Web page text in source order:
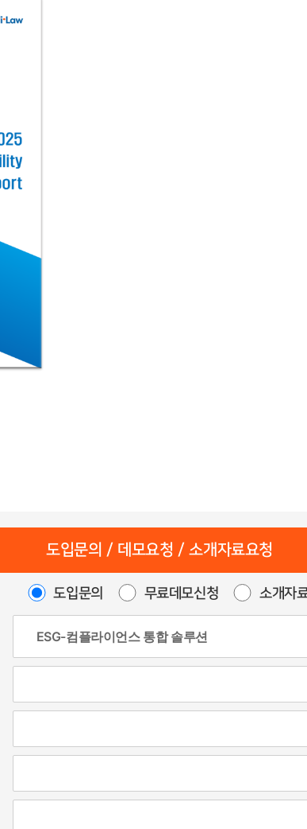
도입문의 / 데모요청 / 소개자료요청
도입문의 무료데모신청 소개자